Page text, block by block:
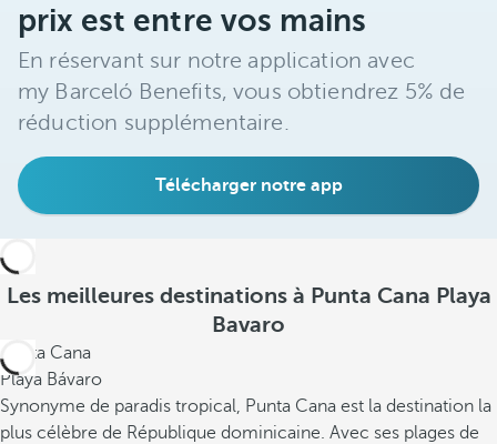
prix est entre vos mains
En réservant sur notre application avec
my Barceló Benefits, vous obtiendrez 5% de
réduction supplémentaire.
Télécharger notre app
Les meilleures destinations à Punta Cana Playa
Bavaro
Punta Cana
Playa Bávaro
Synonyme de paradis tropical, Punta Cana est la destination la
plus célèbre de République dominicaine. Avec ses plages de